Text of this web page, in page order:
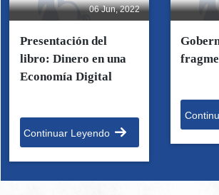
06 Jun, 2022
Presentación del
libro: Dinero en una
Economía Digital
Continuar Leyendo